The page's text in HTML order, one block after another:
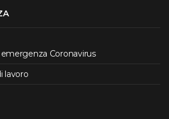
Coronavirus
lavoro